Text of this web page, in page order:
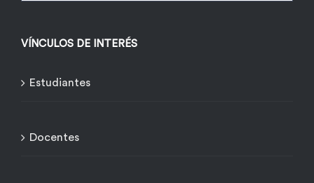
VÍNCULOS DE INTERÉS
Estudiantes
Docentes